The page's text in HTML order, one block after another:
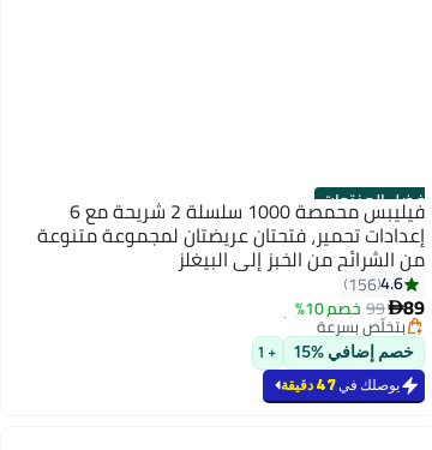
أفضل المنتجات فيليبس محمصة 1000 سلسلة 2 شريحة مع 6
إعدادات تحمير، فتحتان عريضتان لمجموعة متنوعة
من الشرائح من الخبز إلى البيغلز
4.6
156
89
99خصم 10%
#1 في ماكينات التحميص
أقل سعر في 7 يوم
بتخلّص بسرعة
تم بيع +200 مؤخرًا
#1 في ماكينات التحميص
خصم إضافي %15 + 1
يوصلك في47 دقيقة